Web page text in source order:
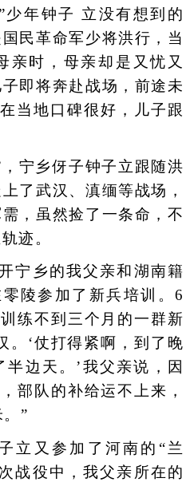
年钟子 立没有想到的
民革命军少将洪行，当
亲时，母亲却是又忧又
即将奔赴战场，前途未
当地口碑很好，儿子跟
宁乡伢子钟子立跟随洪
了武汉、滇缅等战场，
，虽然捡了一条命，不
迹。
乡的我父亲和湖南籍
陵参加了新兵培训。6
练不到三个月的一群新
。‘仗打得紧啊，到了晚
边天。’我父亲说，因
部队的补给运不上来，
”
又参加了河南的“兰
战役中，我父亲所在的